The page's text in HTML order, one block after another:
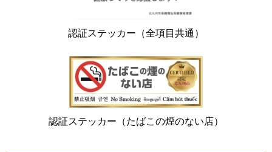
認証ステッカー（全項目共通）
認証ステッカー（たばこの煙のない店）